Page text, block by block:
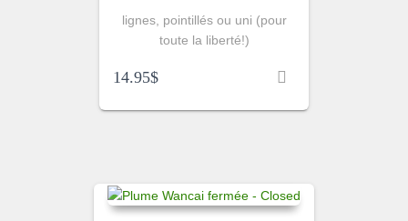
lignes, pointillés ou uni (pour
toute la liberté!)
14.95$